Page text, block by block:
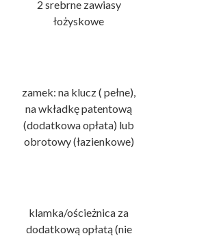
2 srebrne zawiasy
łożyskowe
zamek: na klucz ( pełne),
na wkładkę patentową
(dodatkowa opłata) lub
obrotowy (łazienkowe)
klamka/ościeżnica za
dodatkową opłatą (nie